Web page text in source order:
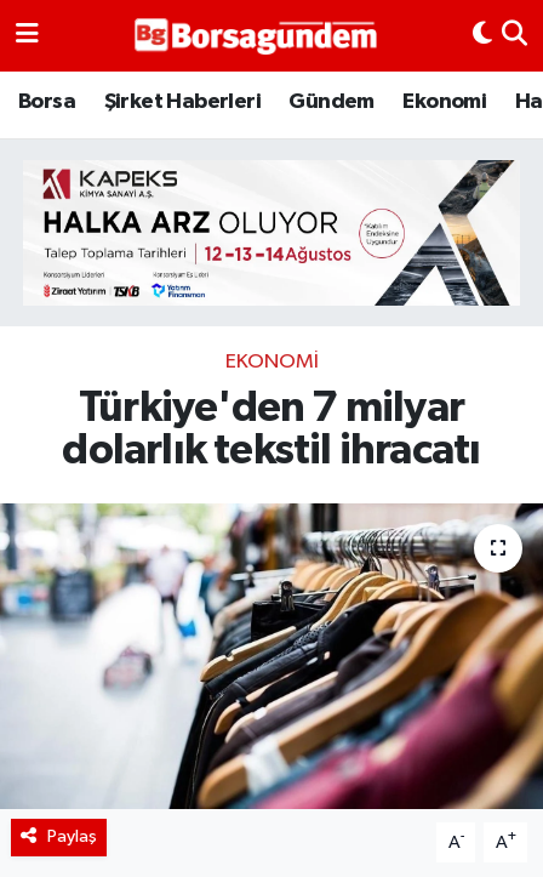
Borsa Şirket Haberleri Gündem Ekonomi
EKONOMI
Türkiye'den 7 milyar
dolarlık tekstil ihracatı
Paylaş A- A+
Borsa
Emtia
Galeri
Bitcoin
Şirket Haberleri
Borsa Gundem
BIST 100 Isı Haritası
Coin Isı Haritası
Ekonomik Takvim
Kiripto Para Piyasası
Gizlilik Sözleşmesi